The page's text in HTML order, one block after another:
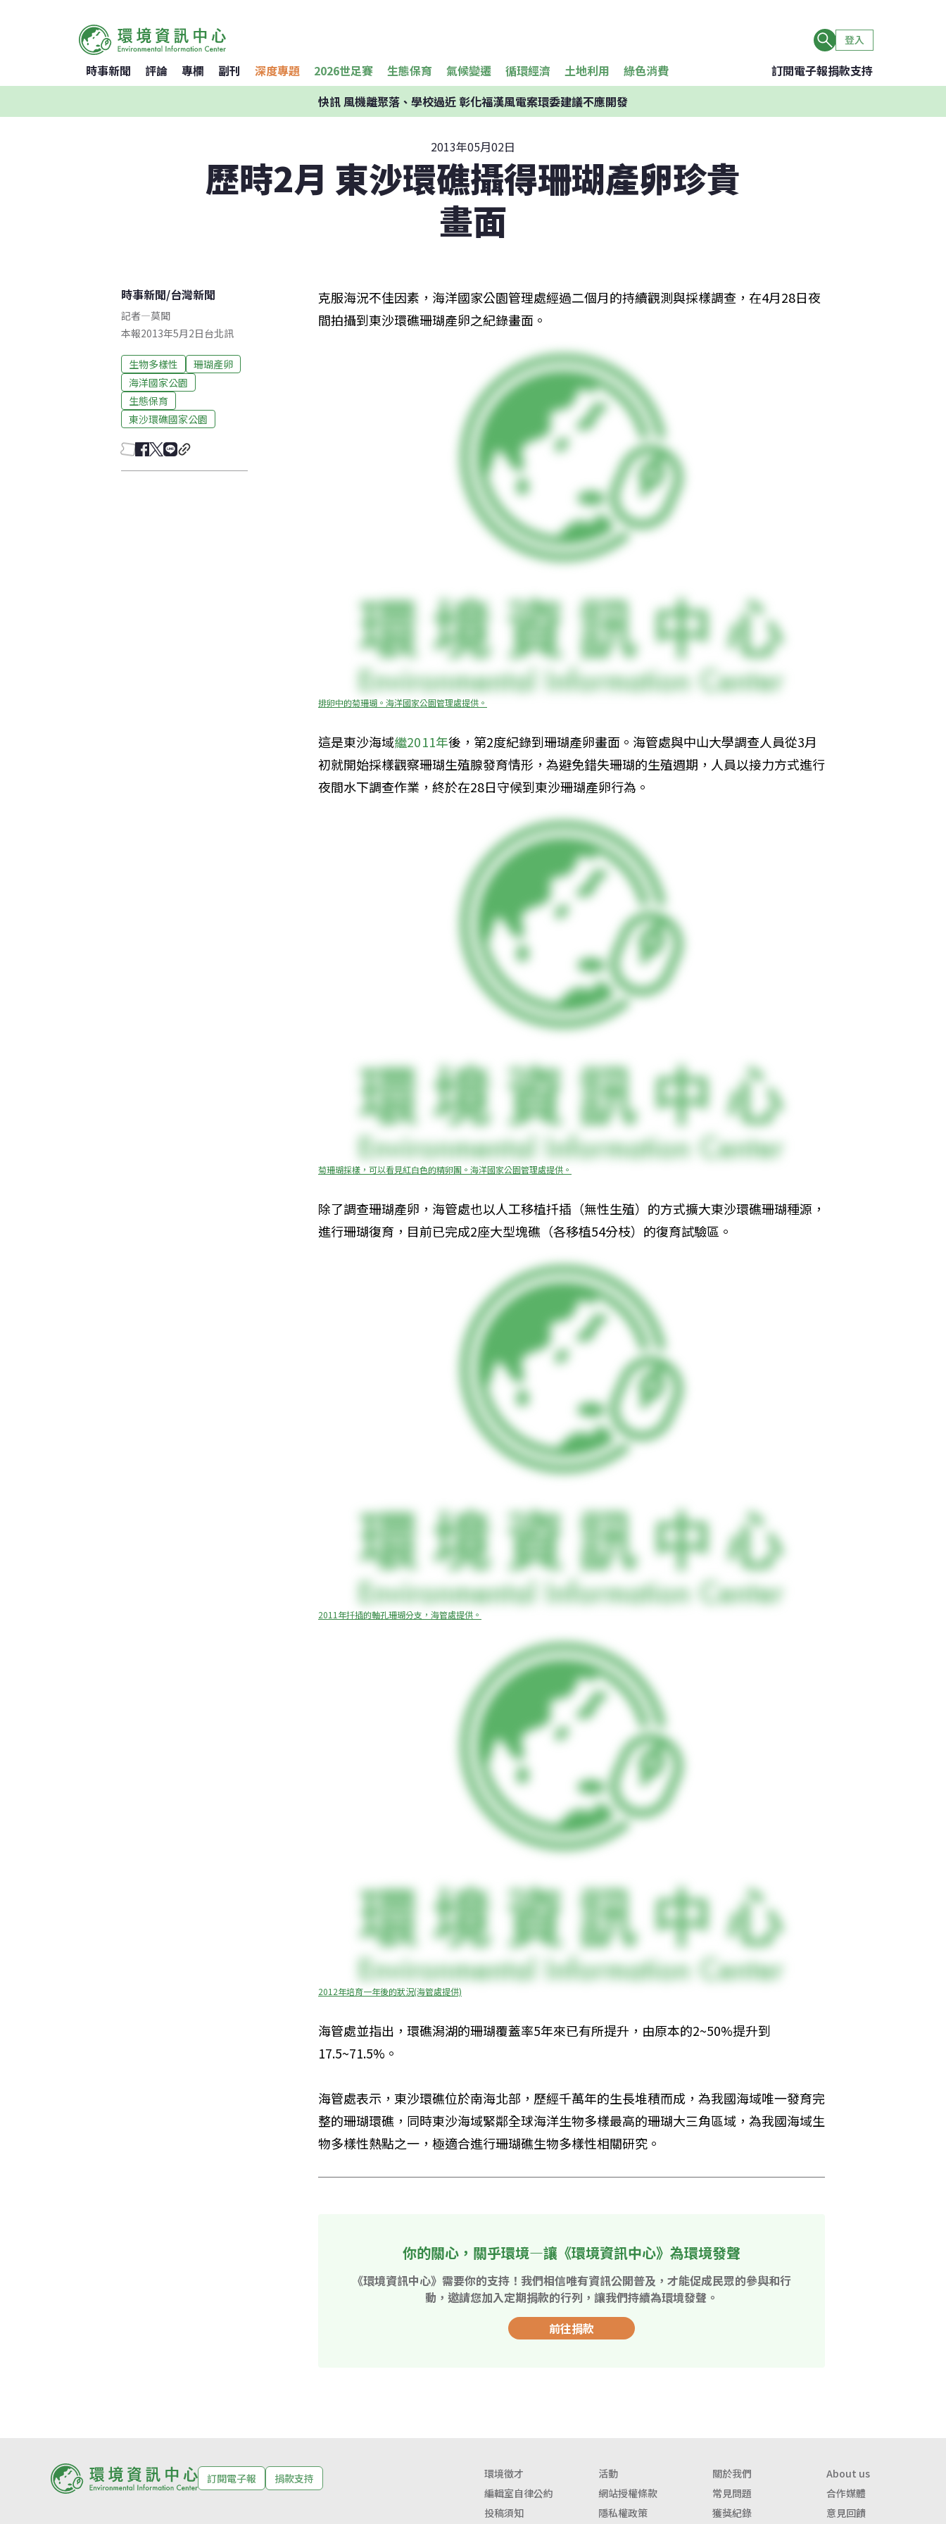
登入
時事新聞 評論 專欄 副刊 深度專題 2026世足賽 生態保育 氣候變遷 循環經濟 土地利用 綠色消費 訂閱電子報捐款支持
快訊風機離聚落、學校過近 彰化福漢風電案環委建議不應開發
2013年05月02日
歷時2月 東沙環礁攝得珊瑚產卵珍貴
畫面
時事新聞/台灣新聞
記者—莫聞
本報2013年5月2日台北訊
生物多樣性
珊瑚產卵
海洋國家公園
生態保育
東沙環礁國家公園
克服海況不佳因素，海洋國家公園管理處經過二個月的持續觀測與採樣調查，在4月28日夜
間拍攝到東沙環礁珊瑚產卵之紀錄畫面。
排卵中的菊珊瑚。海洋國家公園管理處提供。
這是東沙海域繼2011年後，第2度紀錄到珊瑚產卵畫面。海管處與中山大學調查人員從3月
初就開始採樣觀察珊瑚生殖腺發育情形，為避免錯失珊瑚的生殖週期，人員以接力方式進行
夜間水下調查作業，終於在28日守候到東沙珊瑚產卵行為。
菊珊瑚採樣，可以看見紅白色的精卵團。海洋國家公園管理處提供。
除了調查珊瑚產卵，海管處也以人工移植扦插（無性生殖）的方式擴大東沙環礁珊瑚種源，
進行珊瑚復育，目前已完成2座大型塊礁（各移植54分枝）的復育試驗區。
2011年扦插的軸孔珊瑚分支，海管處提供。
2012年培育一年後的狀況(海管處提供)
海管處並指出，環礁潟湖的珊瑚覆蓋率5年來已有所提升，由原本的2~50%提升到
17.5~71.5%。
海管處表示，東沙環礁位於南海北部，歷經千萬年的生長堆積而成，為我國海域唯一發育完
整的珊瑚環礁，同時東沙海域緊鄰全球海洋生物多樣最高的珊瑚大三角區域，為我國海域生
物多樣性熱點之一，極適合進行珊瑚礁生物多樣性相關研究。
你的關心，關乎環境—讓《環境資訊中心》為環境發聲
《環境資訊中心》需要你的支持！我們相信唯有資訊公開普及，才能促成民眾的參與和行
動，邀請您加入定期捐款的行列，讓我們持續為環境發聲。
前往捐款
訂閱電子報 捐款支持 環境徵才 活動 關於我們
About us
編輯室自律公約
網站授權條款 常見問題
合作媒體
投稿須知
隱私權政策 獲獎紀錄 意見回饋